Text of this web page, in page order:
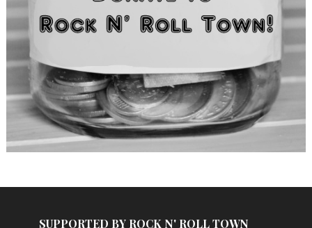
SUPPORTED BY ROCK N' ROLL TOWN